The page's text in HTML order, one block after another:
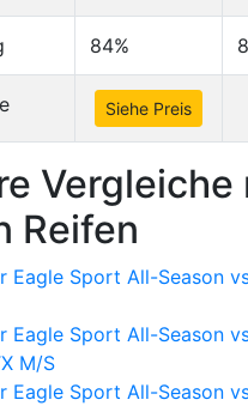
84%
Siehe Preis
Vergleiche
Reifen
Eagle Sport All-Season
Eagle Sport All-Season
M/S
Eagle Sport All-Season